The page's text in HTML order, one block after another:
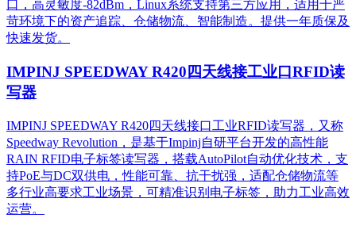
口，高灵敏度-82dBm，Linux系统支持第三方应用，适用于严
苛环境下的资产追踪、仓储物流、智能制造。提供一年质保及
快速发货。
IMPINJ SPEEDWAY R420四天线接工业口RFID读
写器
IMPINJ SPEEDWAY R420四天线接口工业RFID读写器，又称
Speedway Revolution，是基于Impinj自研平台开发的高性能
RAIN RFID电子标签读写器，搭载AutoPilot自动优化技术，支
持PoE与DC双供电，性能可靠、抗干扰强，适配仓储物流等
多行业高要求工业场景，可精准识别电子标签，助力工业高效
运营。​